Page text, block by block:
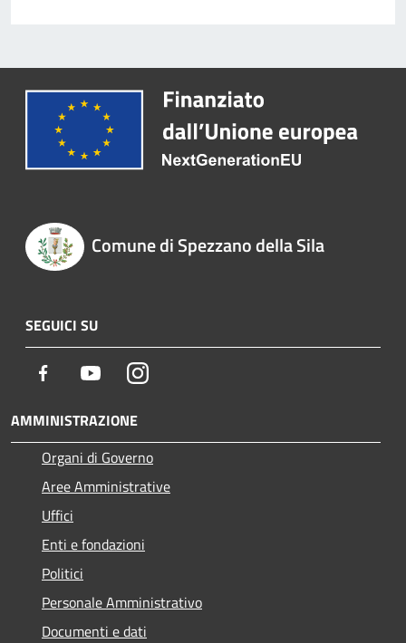
Comune di Spezzano della Sila
SEGUICI SU
Facebook YoutubeInstagram
AMMINISTRAZIONE
Organi di Governo
Aree Amministrative
Uffici
Enti e fondazioni
Politici
Personale Amministrativo
Documenti e dati